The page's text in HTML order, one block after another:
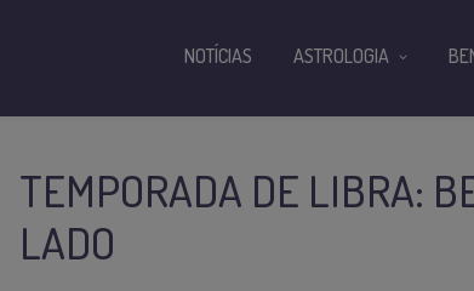
TEMPORADA DE LIBRA:
LADO
NOTÍCIAS ASTROLOGIA